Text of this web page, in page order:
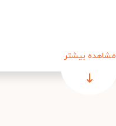
مشاهده بیشتر